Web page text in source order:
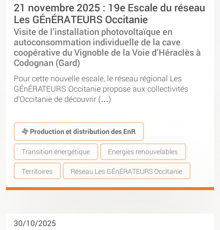
21 novembre 2025 : 19e Escale du réseau
Les GÉnÉRATEURS Occitanie
Visite de l’installation photovoltaïque en
autoconsommation individuelle de la cave
coopérative du Vignoble de la Voie d’Héraclès à
Codognan (Gard)
Pour cette nouvelle escale, le réseau régional Les
GÉnÉRATEURS Occitanie propose aux collectivités
d’Occitanie de découvrir (…)
Production et distribution des EnR
Transition énergétique Energies renouvelables
Territoires Réseau Les GÉnÉRATEURS Occitanie
30/10/2025